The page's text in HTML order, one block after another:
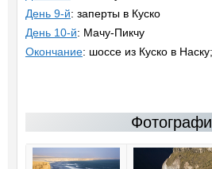
День 9-й: заперты в Куско
День 10-й: Мачу-Пикчу
Окончание: шоссе из Куско в